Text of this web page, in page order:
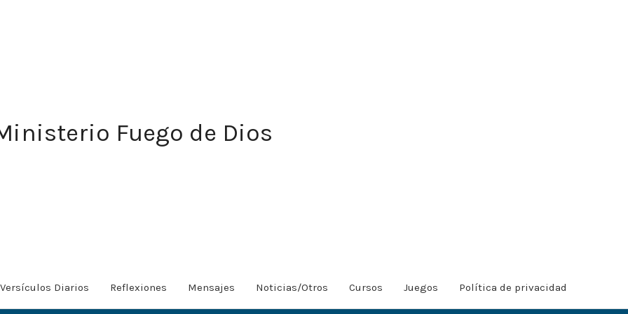
Fuego de Dios
Versículos Diarios Reflexiones Mensajes Noticias/Otros Cursos Juegos Política de privacidad